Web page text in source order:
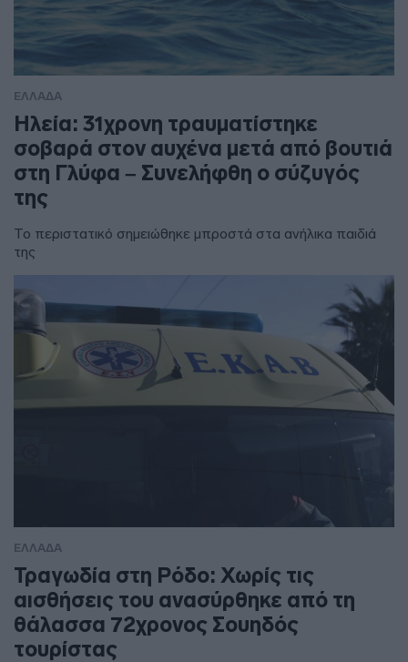
ΕΛΛΑΔΑ
Ηλεία: 31χρονη τραυματίστηκε
σοβαρά στον αυχένα μετά από βουτιά
στη Γλύφα – Συνελήφθη ο σύζυγός
της
Το περιστατικό σημειώθηκε μπροστά στα ανήλικα παιδιά
της
ΕΛΛΑΔΑ
Τραγωδία στη Ρόδο: Χωρίς τις
αισθήσεις του ανασύρθηκε από τη
θάλασσα 72χρονος Σουηδός
τουρίστας